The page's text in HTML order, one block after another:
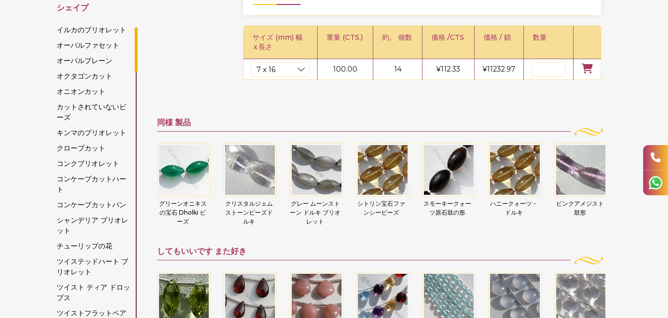
ット
カルセドニーの宝石
ライト
グリーンアパタイト
グリーンアメジスト
グリーンオニキス
グリーンカイヤナイト
グリーンストロベリー
クォーツ
グリーンモスクォーツ
クリスタルジェムスト
ーン
クリソコラの原石
クリソプレーズ宝石
グレームーンストーン
グロッシュラー ガーネ
ット
クロム透輝石
コーヒームーンストー
ン
コーラル
シェイプ
イルカのブリオレット
オーバルファセット
オーバルプレーン
オクタゴンカット
オニオンカット
カットされていないビ
ーズ
キンマのブリオレット
クローブカット
コンクブリオレット
コンケーブカットハー
ト
コンケーブカットパン
シャンデリア ブリオレ
ット
チューリップの花
ツイステッドハート ブ
リオレット
ツイスト ティア ドロッ
プス
ツイストフラットペア
サイズ (mm) 幅
x長さ
重量 (CTS.) 約。 個数 価格 /CTS 価格 / 鎖 数量
100.00 14 ¥112.33 ¥11232.97
同様 製品
カーネリアンジェ
シービーズ
グリーンオニキス
ーズ
クリスタルジェム
ストーンビーズド
ルキ
グレー ムーンスト
ーン ドルキ ブリオ
レット
シトリン宝石ファ
ンシービーズ
スモーキークォー
ツ原石鼓の形
ハニークォーツ・
ドルキ
ピンクアメジスト
鼓形
ブラック ムーンス
トーン ドルキ ブリ
してもいいです また好き